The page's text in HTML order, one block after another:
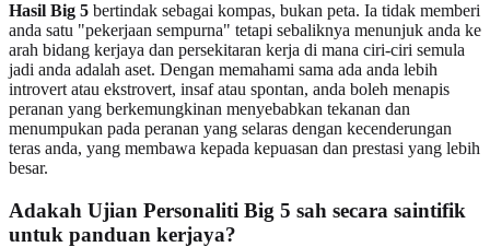
Hasil Big 5 bertindak sebagai kompas, bukan peta. Ia tidak memberi
anda satu "pekerjaan sempurna" tetapi sebaliknya menunjuk anda ke
arah bidang kerjaya dan persekitaran kerja di mana ciri-ciri semula
jadi anda adalah aset. Dengan memahami sama ada anda lebih
introvert atau ekstrovert, insaf atau spontan, anda boleh menapis
peranan yang berkemungkinan menyebabkan tekanan dan
menumpukan pada peranan yang selaras dengan kecenderungan
teras anda, yang membawa kepada kepuasan dan prestasi yang lebih
besar.
Adakah Ujian Personaliti Big 5 sah secara saintifik
untuk panduan kerjaya?